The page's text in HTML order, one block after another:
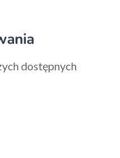
dostępnych